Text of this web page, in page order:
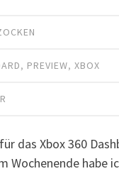
, PREVIEW,XBOX
das Xbox 360
Wochenende habe